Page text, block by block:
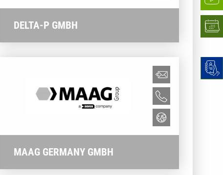
DELTA-P GMBH
MAAG GERMANY GMBH